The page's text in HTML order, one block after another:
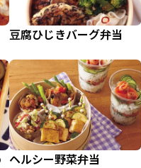
豆腐ひじきバーグ弁当
ヘルシー野菜弁当